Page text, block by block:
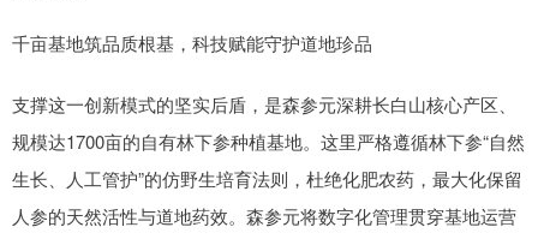
千亩基地筑品质根基，科技赋能守护道地珍品
支撑这一创新模式的坚实后盾，是森参元深耕长白山核心产区、
规模达1700亩的自有林下参种植基地。这里严格遵循林下参“自然
生长、人工管护”的仿野生培育法则，杜绝化肥农药，最大化保留
人参的天然活性与道地药效。森参元将数字化管理贯穿基地运营